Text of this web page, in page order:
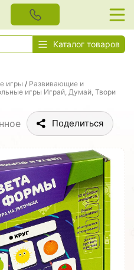
Каталог товаров
игры / Развивающие и
игры Играй, Думай, Твори
Поделиться